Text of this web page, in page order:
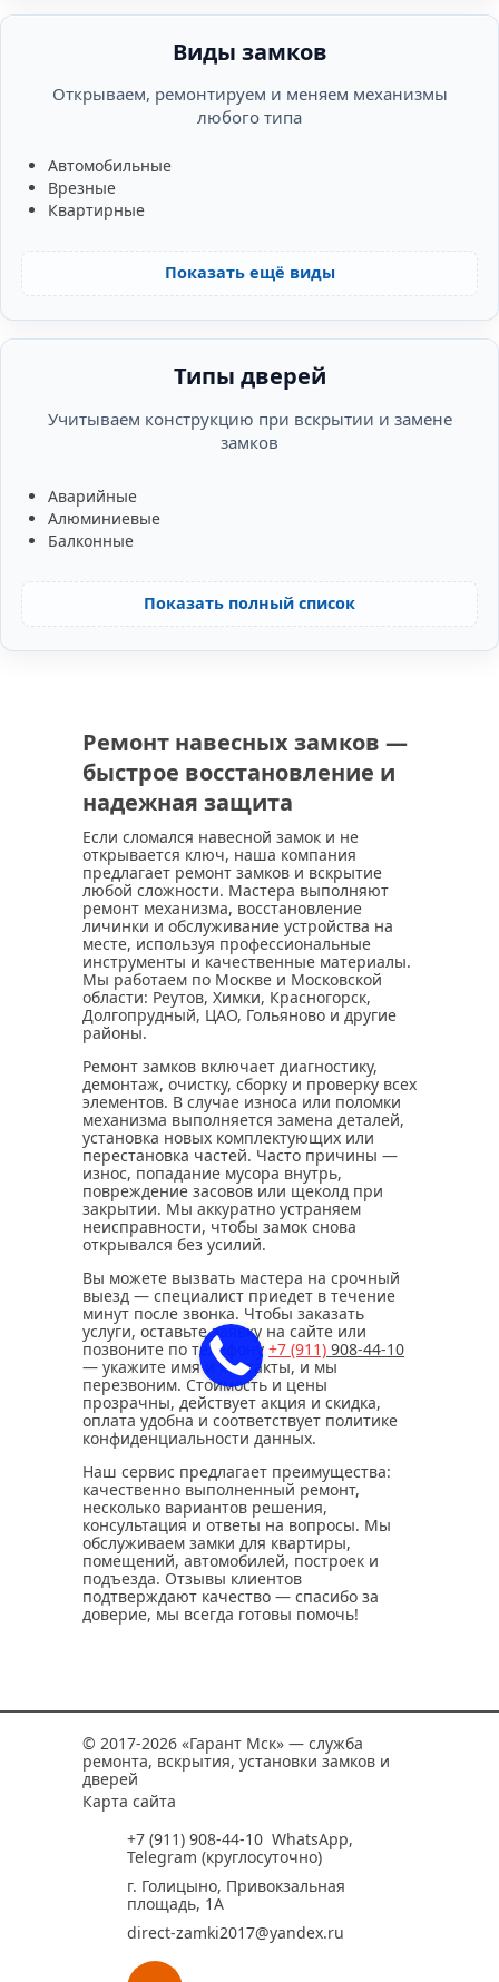
Виды замков
Открываем, ремонтируем и меняем механизмы
любого типа
Автомобильные
Врезные
Квартирные
Показать ещё виды
Типы дверей
Учитываем конструкцию при вскрытии и замене
замков
Аварийные
Алюминиевые
Балконные
Показать полный список
Ремонт навесных замков —
быстрое восстановление и
надежная защита
Если сломался навесной замок и не
открывается ключ, наша компания
предлагает ремонт замков и вскрытие
любой сложности. Мастера выполняют
ремонт механизма, восстановление
личинки и обслуживание устройства на
месте, используя профессиональные
инструменты и качественные материалы.
Мы работаем по Москве и Московской
области: Реутов, Химки, Красногорск,
Долгопрудный, ЦАО, Гольяново и другие
районы.
Ремонт замков включает диагностику,
демонтаж, очистку, сборку и проверку всех
элементов. В случае износа или поломки
механизма выполняется замена деталей,
установка новых комплектующих или
перестановка частей. Часто причины —
износ, попадание мусора внутрь,
повреждение засовов или щеколд при
закрытии. Мы аккуратно устраняем
неисправности, чтобы замок снова
открывался без усилий.
Вы можете вызвать мастера на срочный
выезд — специалист приедет в течение
минут после звонка. Чтобы заказать
услуги, оставьте заявку на сайте или
позвоните по телефону +7 (911) 908-44-10
— укажите имя и контакты, и мы
перезвоним. Стоимость и цены
прозрачны, действует акция и скидка,
оплата удобна и соответствует политике
конфиденциальности данных.
Наш сервис предлагает преимущества:
качественно выполненный ремонт,
несколько вариантов решения,
консультация и ответы на вопросы. Мы
обслуживаем замки для квартиры,
помещений, автомобилей, построек и
подъезда. Отзывы клиентов
подтверждают качество — спасибо за
доверие, мы всегда готовы помочь!
© 2017-2026 «Гарант Мск» — служба
ремонта, вскрытия, установки замков и
дверей
Карта сайта
+7 (911) 908-44-10 WhatsApp,
Telegram (круглосуточно)
г. Голицыно, Привокзальная
площадь, 1А
direct-zamki2017@yandex.ru